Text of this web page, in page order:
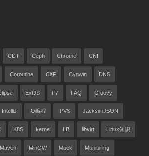
CDT Ceph Chrome CNI
Coroutine CXF Cygwin DNS
ExtJS F7 FAQ Groovy
IntelliJ IO编程 IPVS JacksonJSON
K8S kernel LB libvirt Linux知识
Maven MinGW Mock Monitoring